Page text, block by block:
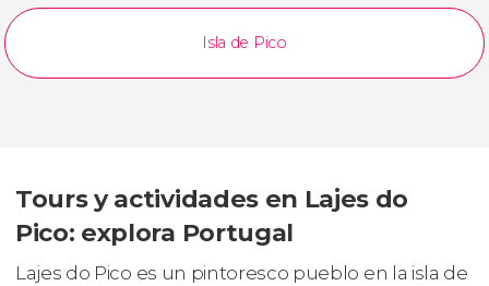
Isla de Pico
Tours y actividades en Lajes do
Pico: explora Portugal
Lajes do Pico es un pintoresco pueblo en la isla de